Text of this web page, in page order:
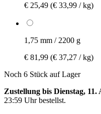
€ 25,49 (€ 33,99 / kg)
1,75 mm / 2200 g
€ 81,99 (€ 37,27 / kg)
Noch 6 Stück auf Lager
Zustellung bis Dienstag, 11.
23:59 Uhrbestellst.